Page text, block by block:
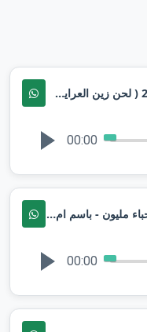
زفة اقبلي بعمري ونصيبي 2025 ( لحن زين العرايس ) اداء ملاك | تنفيذبالاسماء
00:00
اغنية ترحيب بالضيوف ياهلا مرحباء مليون - باسم ام فواز بصوت ملاك
00:00